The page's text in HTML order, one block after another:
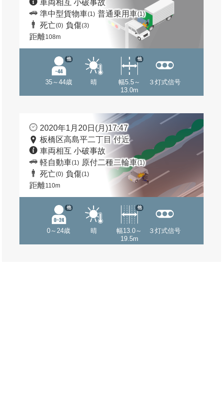
車両相互 小破事故
準中型貨物車(1) 普通乗用車(1)
死亡(0) 負傷(3)
距離108m
35～44歳
他
晴
幅5.5～
13.0m
他
３灯式信号
2020年1月20日(月)17:47
板橋区高島平二丁目 付近
車両相互 小破事故
軽自動車(1) 原付二種二輪車(1)
死亡(0) 負傷(1)
距離110m
0～24歳
他
晴
幅13.0～
19.5m
他
３灯式信号